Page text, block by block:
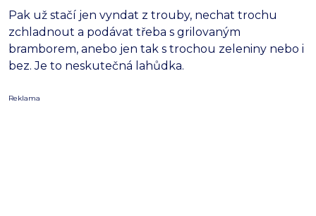
Pak už stačí jen vyndat z trouby, nechat trochu
zchladnout a podávat třeba s grilovaným
bramborem, anebo jen tak s trochou zeleniny nebo i
bez. Je to neskutečná lahůdka.
Reklama